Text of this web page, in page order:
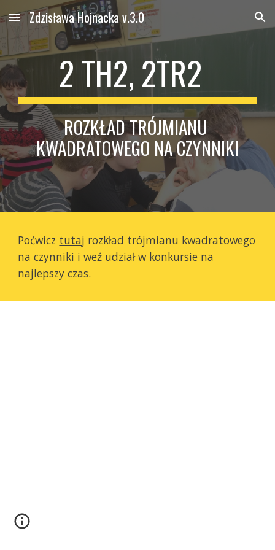
Skip to main content Skip to navigation
Zdzisława Hojnacka v.3.0
2 TH2, 2TR2
ROZKŁAD TRÓJMIANU
KWADRATOWEGO NA CZYNNIKI
Poćwicz tutaj rozkład trójmianu kwadratowego
na czynniki i weź udział w konkursie na
najlepszy czas.